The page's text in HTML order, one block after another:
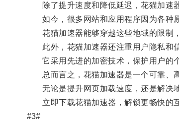
除了提升速度和降低延迟，花猫加速器
如今，很多网站和应用程序因为各种原
花猫加速器能够穿越这些地域的限制，
此外，花猫加速器还注重用户隐私和信
它采用先进的加密技术，保护用户的个
总而言之，花猫加速器是一个可靠、高
无论是提升网页加载速度，还是解决地
立即下载花猫加速器，解锁更畅快的互
#3#